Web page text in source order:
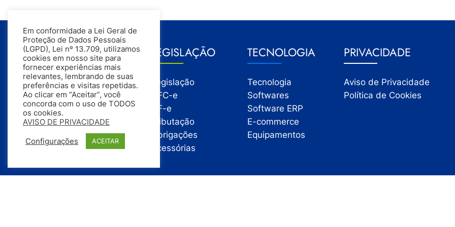
GESTÃO
Gestão
Gestão Financeira
Gestão de Pessoas
Compras
Estoque
Vendas
LEGISLAÇÃO
Legislação
NFC-e
NF-e
Tributação
Obrigações
Acessórias
TECNOLOGIA
Tecnologia
Softwares
Software ERP
E-commerce
Equipamentos
PRIVACIDADE
Aviso de Privacidade
Política de Cookies
Em conformidade a Lei Geral de
Proteção de Dados Pessoais
(LGPD), Lei nº 13.709, utilizamos
cookies em nosso site para
fornecer experiências mais
relevantes, lembrando de suas
preferências e visitas repetidas.
Ao clicar em “Aceitar”, você
concorda com o uso de TODOS
os cookies.
AVISO DE PRIVACIDADE
Configurações ACEITAR